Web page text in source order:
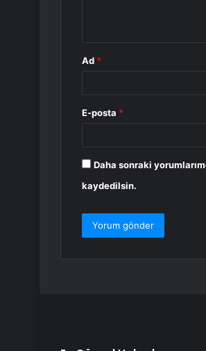
Ad *
E-posta *
Daha sonraki
kaydedilsin.